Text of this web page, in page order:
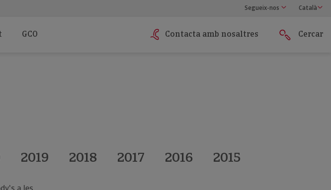
Segueix-nos Català
GCO Contacta amb nosaltres Cercar
2019 2018 2017 2016 2015